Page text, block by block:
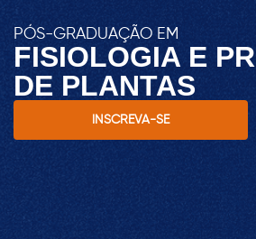
PÓS-GRADUAÇÃO EM
FISIOLOGIA E
DE PLANTAS
INSCREVA-SE